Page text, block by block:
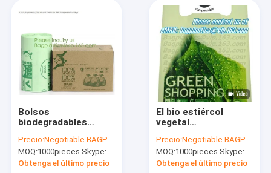
Bolsos
biodegradables
desperdicios, bolsos
que hacen compras
plásticos
Precio:Negotiable BAGPLASTICS@YAHOO.COM
MOQ:1000pieces Skype: mydearneil
Obtenga el último precio
El bio estiércol
vegetal
degradable
empaqueta
trazadores de líneas
Precio:Negotiable BAGPLASTICS@YAHOO.COM
MOQ:1000pieces Skype: mydearneil
Obtenga el último precio